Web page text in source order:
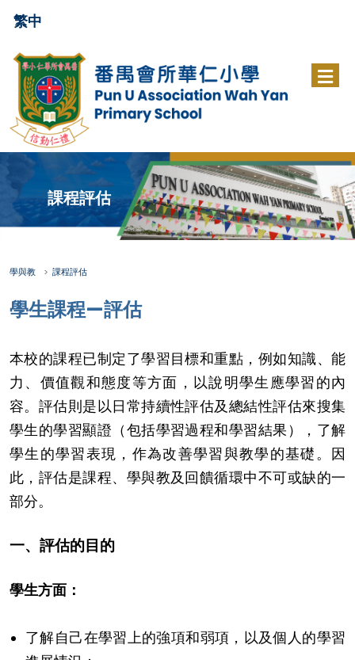
繁中
課程評估
學與教 課程評估
學生課程—評估
本校的課程已制定了學習目標和重點，例如知識、能
力、價值觀和態度等方面，以說明學生應學習的內
容。評估則是以日常持續性評估及總結性評估來搜集
學生的學習顯證（包括學習過程和學習結果），了解
學生的學習表現，作為改善學習與教學的基礎。因
此，評估是課程、學與教及回饋循環中不可或缺的一
部分。
一、評估的目的
學生方面：
了解自己在學習上的強項和弱項，以及個人的學習